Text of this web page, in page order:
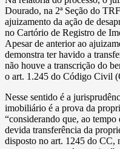
Dourado, na 2ª Seção do
ajuizamento da ação de
no Cartório de Registro de
Apesar de anterior ao
demonstra ter havido a
não houve a transcrição do
o art. 1.245 do Código Civil
Nesse sentido é a
imobiliário é a prova da
“considerando que, ao
devida transferência da
disposto no art. 1245 do CC,